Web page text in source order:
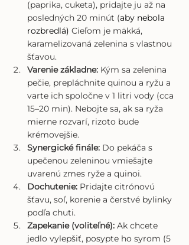
(paprika, cuketa), pridajte ju až na
posledných 20 minút (aby nebola
rozbredlá) Cieľom je mäkká,
karamelizovaná zelenina s vlastnou
šťavou.
Varenie základne: Kým sa zelenina
pečie, prepláchnite quinou a ryžu a
varte ich spoločne v 1 litri vody (cca
15–20 min). Nebojte sa, ak sa ryža
mierne rozvarí, rizoto bude
krémovejšie.
Synergické finále: Do pekáča s
upečenou zeleninou vmiešajte
uvarenú zmes ryže a quinoi.
Dochutenie: Pridajte citrónovú
šťavu, soľ, korenie a čerstvé bylinky
podľa chuti.
Zapekanie (voliteľné): Ak chcete
jedlo vylepšiť, posypte ho syrom (5